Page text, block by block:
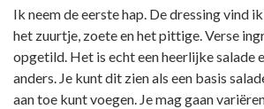
Ik neem de eerste hap. De dressing vind
het zuurtje, zoete en het pittige. Verse
opgetild. Het is echt een heerlijke salade
anders. Je kunt dit zien als een basis
aan toe kunt voegen. Je mag gaan